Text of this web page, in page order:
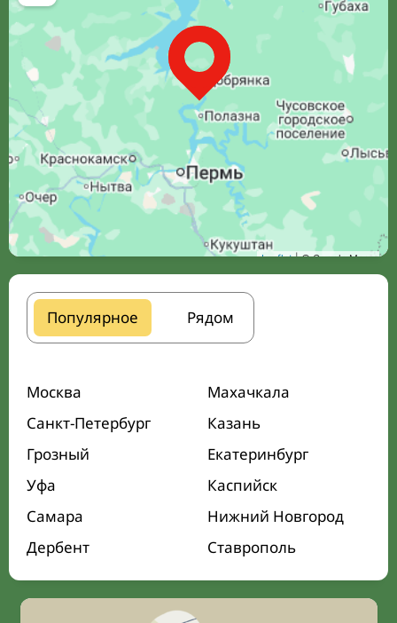
Leaflet| © Google Maps
Популярное Рядом
Москва
Махачкала
Санкт-Петербург
Казань
Грозный
Екатеринбург
Уфа
Каспийск
Самара
Нижний Новгород
Дербент
Ставрополь